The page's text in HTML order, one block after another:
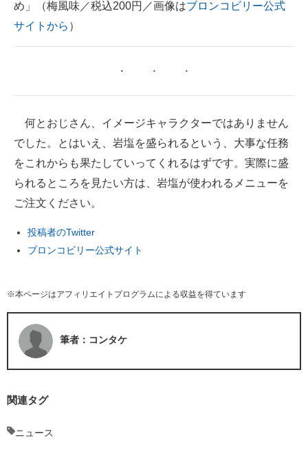
め」（梅風味／税込200円／画像はブロンコビリー公式
サイトから ）
何とおじさん、イメージキャラクターではありません
でした。とはいえ、岩塩を盛られるという、大事な任務
をこれからも果たしていってくれるはずです。実際に盛
られるところを見たい方は、岩塩が使われるメニューを
ご注文ください。
投稿者のTwitter
ブロンコビリー公式サイト
※本ページはアフィリエイトプログラムによる収益を得ています
筆者：コンタケ
関連タグ
ニュース